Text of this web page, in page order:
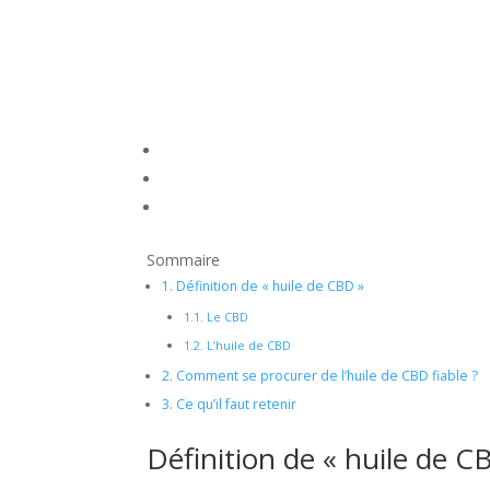
Sommaire
1. Définition de « huile de CBD »
1.1. Le CBD
1.2. L’huile de CBD
2. Comment se procurer de l’huile de CBD fiable ?
3. Ce qu’il faut retenir
Définition de « huile de